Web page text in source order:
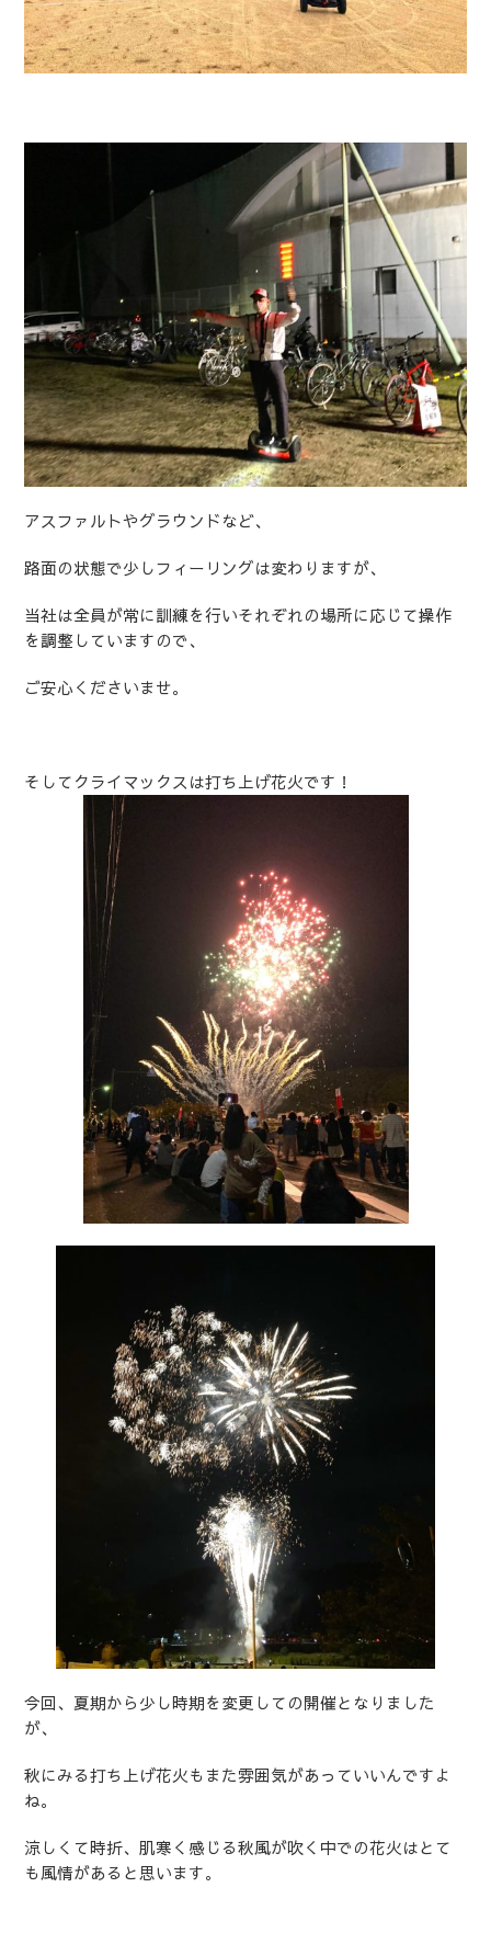
アスファルトやグラウンドなど、
路面の状態で少しフィーリングは変わりますが、
当社は全員が常に訓練を行いそれぞれの場所に応じて操作
を調整していますので、
ご安心くださいませ。
そしてクライマックスは打ち上げ花火です！
今回、夏期から少し時期を変更しての開催となりました
が、
秋にみる打ち上げ花火もまた雰囲気があっていいんですよ
ね。
涼しくて時折、肌寒く感じる秋風が吹く中での花火はとて
も風情があると思います。